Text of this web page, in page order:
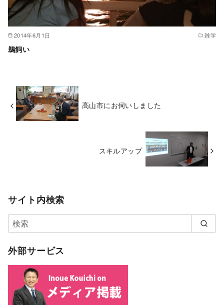
2014年6月1日 雑学
鵜飼い
高山市にお伺いしました
スキルアップ
サイト内検索
外部サービス